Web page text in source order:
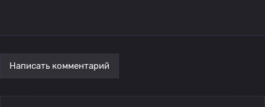
Написать комментарий